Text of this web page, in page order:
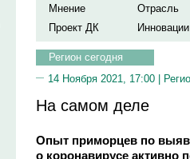
Мнение
Отрасль
Проект ДК
Инновации
Регион сегодня
14 Ноября 2021, 17:00 |
На самом деле
Опыт приморцев по
о коронавирусе активно